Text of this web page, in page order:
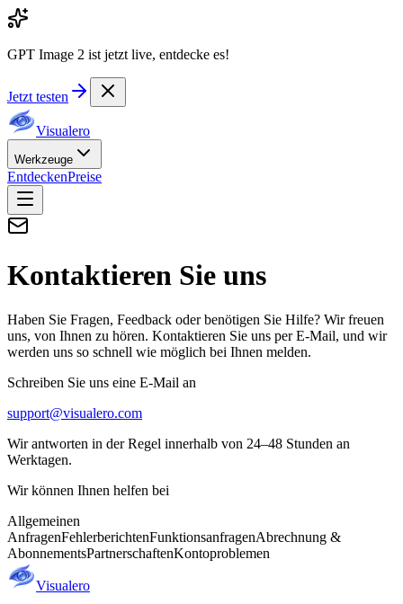
GPT Image 2 ist jetzt live, entdecke es!
Jetzt testen
Visualero
Werkzeuge
EntdeckenPreise
Kontaktieren Sie uns
Haben Sie Fragen, Feedback oder benötigen Sie Hilfe? Wir freuen
uns, von Ihnen zu hören. Kontaktieren Sie uns per E-Mail, und wir
werden uns so schnell wie möglich bei Ihnen melden.
Schreiben Sie uns eine E-Mail an
support@visualero.com
Wir antworten in der Regel innerhalb von 24–48 Stunden an
Werktagen.
Wir können Ihnen helfen bei
Allgemeinen
AnfragenFehlerberichtenFunktionsanfragenAbrechnung &
AbonnementsPartnerschaftenKontoproblemen
Visualero